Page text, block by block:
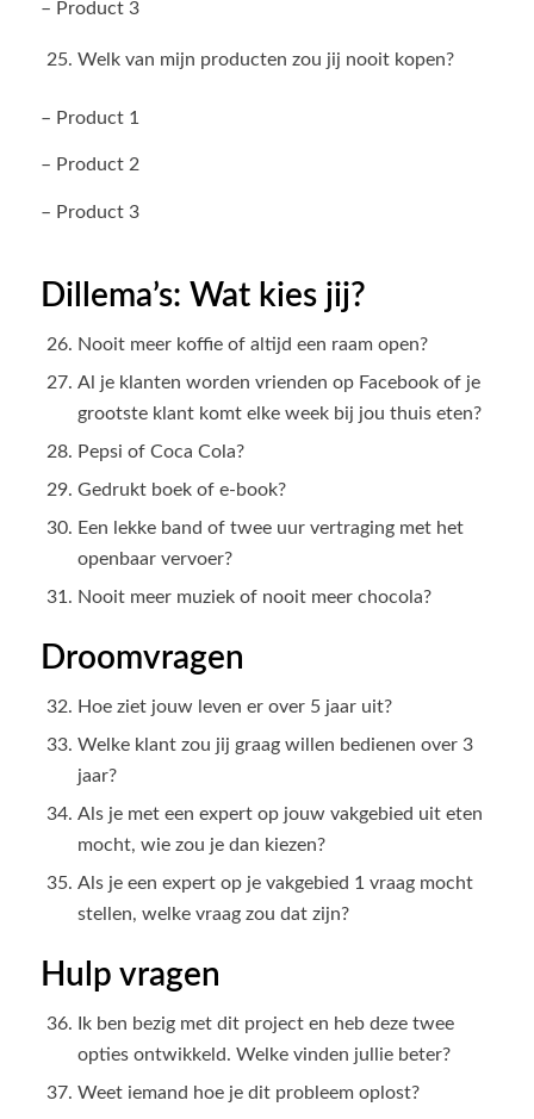
– Product 3
Welk van mijn producten zou jij nooit kopen?
– Product 1
– Product 2
– Product 3
Dillema’s: Wat kies jij?
Nooit meer koffie of altijd een raam open?
Al je klanten worden vrienden op Facebook of je
grootste klant komt elke week bij jou thuis eten?
Pepsi of Coca Cola?
Gedrukt boek of e-book?
Een lekke band of twee uur vertraging met het
openbaar vervoer?
Nooit meer muziek of nooit meer chocola?
Droomvragen
Hoe ziet jouw leven er over 5 jaar uit?
Welke klant zou jij graag willen bedienen over 3
jaar?
Als je met een expert op jouw vakgebied uit eten
mocht, wie zou je dan kiezen?
Als je een expert op je vakgebied 1 vraag mocht
stellen, welke vraag zou dat zijn?
Hulp vragen
Ik ben bezig met dit project en heb deze twee
opties ontwikkeld. Welke vinden jullie beter?
Weet iemand hoe je dit probleem oplost?